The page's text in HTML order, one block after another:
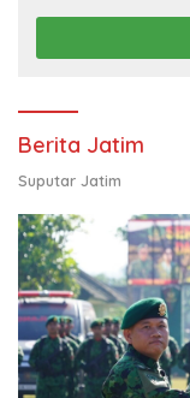
Berita Jatim
Suputar Jatim